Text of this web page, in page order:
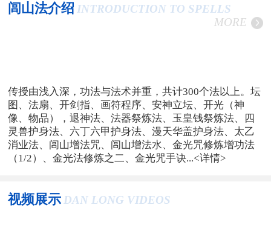
闾山法介绍 INTRODUCTION TO SPELLS
MORE
传授由浅入深，功法与法术并重，共计300个法以上。坛
图、法扇、开剑指、画符程序、安神立坛、开光（神
像、物品），退神法、法器祭炼法、玉皇钱祭炼法、四
灵兽护身法、六丁六甲护身法、漫天华盖护身法、太乙
消业法、闾山增法咒、闾山增法水、金光咒修炼增功法
（1/2）、金光法修炼之二、金光咒手诀...<详情>
视频展示 DAN LONG VIDEOS